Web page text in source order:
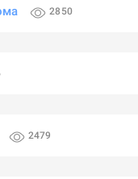
2850
2479